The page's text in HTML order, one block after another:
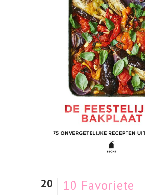
20
10 Favoriete